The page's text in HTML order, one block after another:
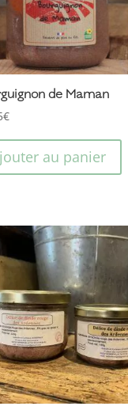
de Maman
€
au panier